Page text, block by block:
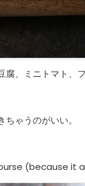
、ミニトマト、
ゃうのがいい。
(because it